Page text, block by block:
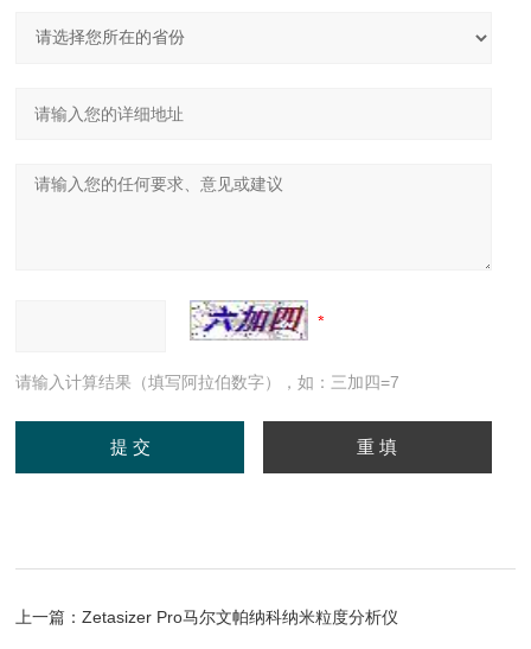
请输入计算结果（填写阿拉伯数字），如：三加四=7
上一篇：Zetasizer Pro马尔文帕纳科纳米粒度分析仪